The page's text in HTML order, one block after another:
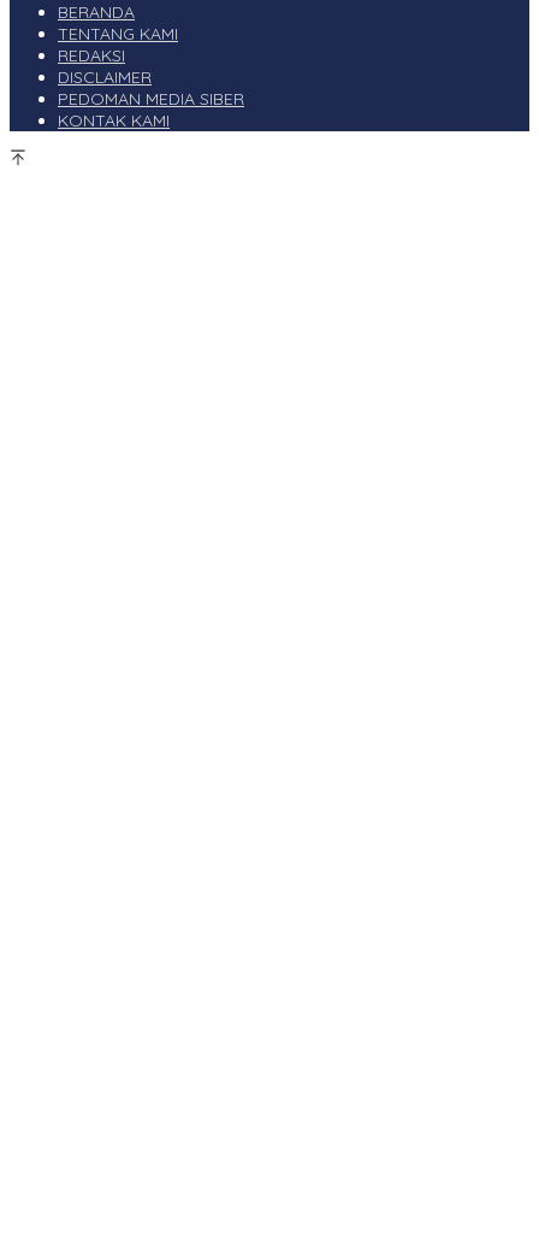
BERANDA
TENTANG KAMI
REDAKSI
DISCLAIMER
PEDOMAN MEDIA SIBER
KONTAK KAMI